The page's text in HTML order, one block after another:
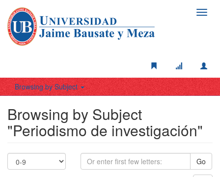
Browsing by Subject
Browsing by Subject
"Periodismo de investigación"
Go